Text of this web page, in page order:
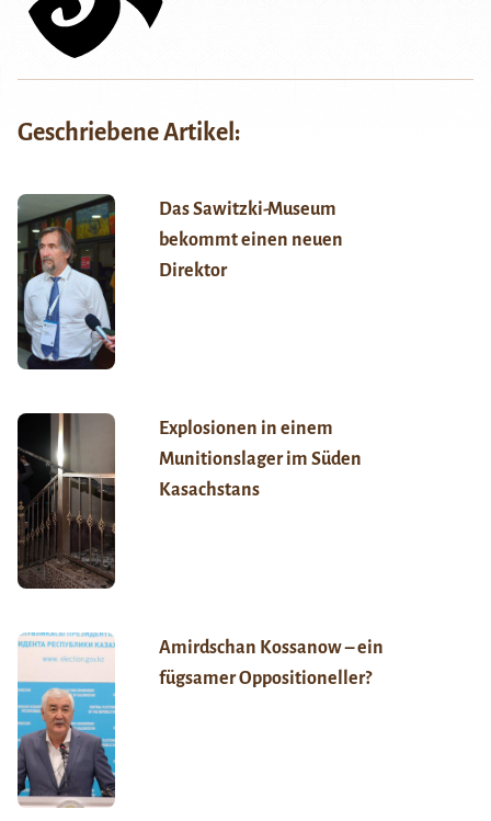
Geschriebene Artikel:
Das Sawitzki-Museum
bekommt einen neuen
Direktor
Explosionen in einem
Munitionslager im Süden
Kasachstans
Amirdschan Kossanow – ein
fügsamer Oppositioneller?